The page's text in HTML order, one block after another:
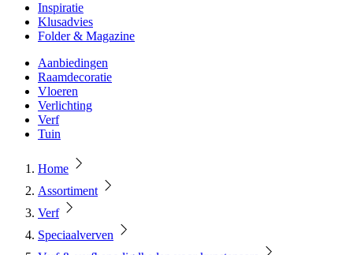
Inspiratie
Klusadvies
Folder & Magazine
Aanbiedingen
Raamdecoratie
Vloeren
Verlichting
Verf
Tuin
Home
Assortiment
Verf
Speciaalverven